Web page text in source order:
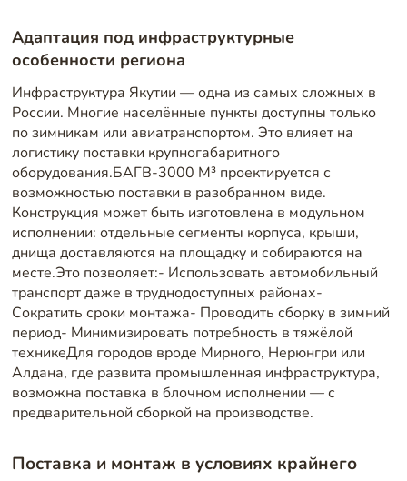
Адаптация под инфраструктурные
особенности региона
Инфраструктура Якутии — одна из самых сложных в
России. Многие населённые пункты доступны только
по зимникам или авиатранспортом. Это влияет на
логистику поставки крупногабаритного
оборудования.БАГВ-3000 М³ проектируется с
возможностью поставки в разобранном виде.
Конструкция может быть изготовлена в модульном
исполнении: отдельные сегменты корпуса, крыши,
днища доставляются на площадку и собираются на
месте.Это позволяет:- Использовать автомобильный
транспорт даже в труднодоступных районах-
Сократить сроки монтажа- Проводить сборку в зимний
период- Минимизировать потребность в тяжёлой
техникеДля городов вроде Мирного, Нерюнгри или
Алдана, где развита промышленная инфраструктура,
возможна поставка в блочном исполнении — с
предварительной сборкой на производстве.
Поставка и монтаж в условиях крайнего